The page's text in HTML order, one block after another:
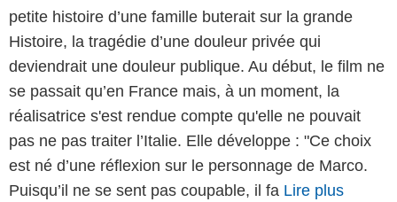
petite histoire d’une famille buterait sur la grande
Histoire, la tragédie d’une douleur privée qui
deviendrait une douleur publique. Au début, le film ne
se passait qu’en France mais, à un moment, la
réalisatrice s'est rendue compte qu'elle ne pouvait
pas ne pas traiter l’Italie. Elle développe : "Ce choix
est né d’une réflexion sur le personnage de Marco.
Puisqu’il ne se sent pas coupable, il fa Lire plus